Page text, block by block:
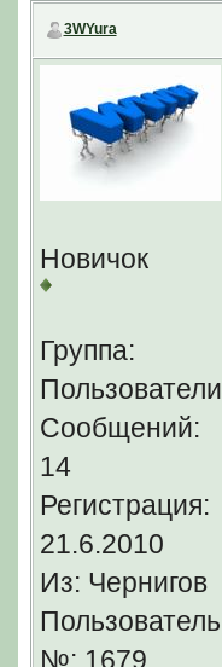
3WYura
Новичок
Группа:
Пользователи
Сообщений:
14
Регистрация:
21.6.2010
Из: Чернигов
Пользователь
№: 1679